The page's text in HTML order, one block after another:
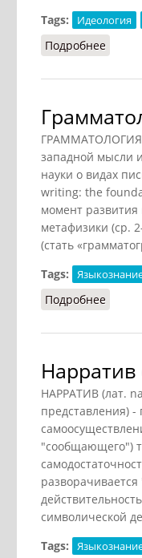
Tags:
Идеология
Подробнее
ГРАММАТОЛОГИЯ
западной мысли
науки о видах
writing: the
момент развития
метафизики (ср.
(стать
Tags:
Подробнее
Нарратив
НАРРАТИВ (лат.
представления)
"сообщающего")
символической
Tags: